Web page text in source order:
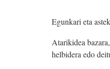
Egunkari eta
Atarikidea bazara,
helbidera edo